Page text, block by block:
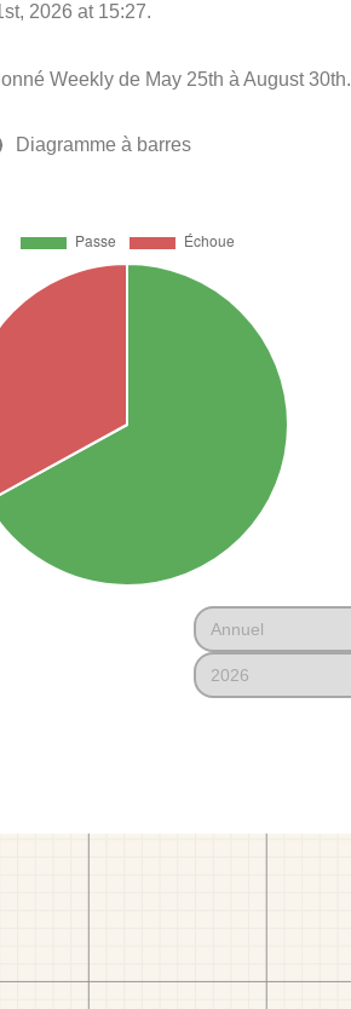
2026 at 15:27.
Weekly de May 25th à August 30th.
Diagramme à barres